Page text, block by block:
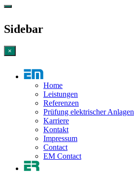
Sidebar
×
Home
Leistungen
Referenzen
Prüfung elektrischer Anlagen
Karriere
Kontakt
Impressum
Contact
EM Contact